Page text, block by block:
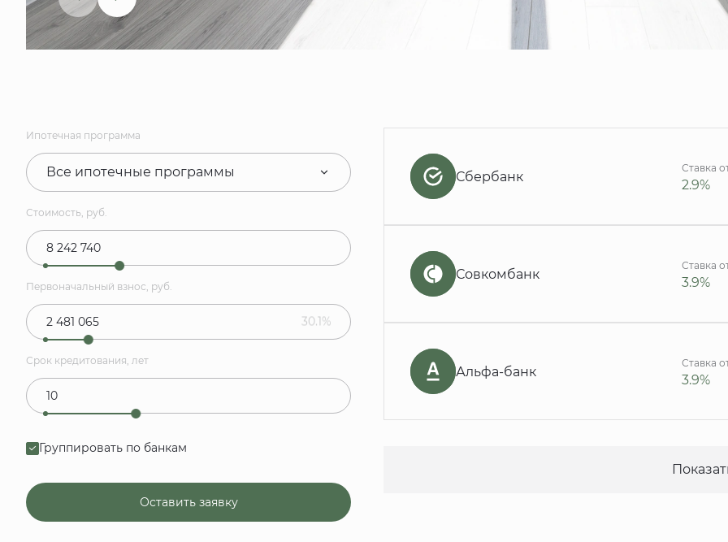
Ипотечная программа
Все ипотечные программы
Стоимость, руб.
Первоначальный взнос, руб.
30.1%
Срок кредитования, лет
Группировать по банкам
Оставить заявку
Сбербанк
Ставка
2.9%
Совкомбанк
Ставка
3.9%
Альфа-банк
Ставка
3.9%